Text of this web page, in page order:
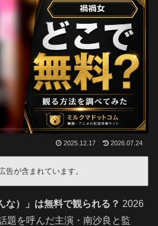
2025.12.17 2026.07.24
告が含まれています。
な）」は無料で観られる？ 2026
題を呼んだ主演・南沙良と監